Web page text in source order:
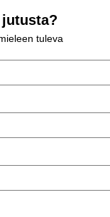
tuleva